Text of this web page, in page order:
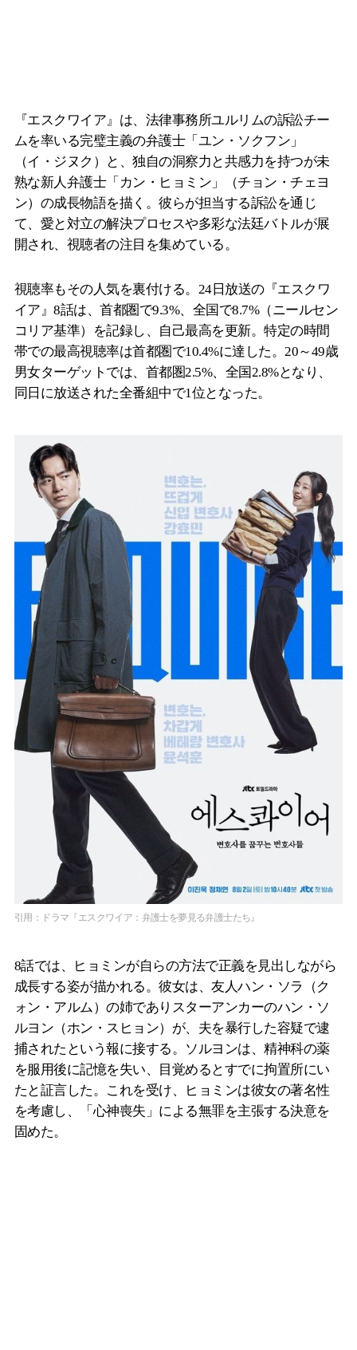
『エスクワイア』は、法律事務所ユルリムの訴訟チー
ムを率いる完璧主義の弁護士「ユン・ソクフン」
（イ・ジヌク）と、独自の洞察力と共感力を持つが未
熟な新人弁護士「カン・ヒョミン」（チョン・チェヨ
ン）の成長物語を描く。彼らが担当する訴訟を通じ
て、愛と対立の解決プロセスや多彩な法廷バトルが展
開され、視聴者の注目を集めている。
視聴率もその人気を裏付ける。24日放送の『エスクワ
イア』8話は、首都圏で9.3%、全国で8.7%（ニールセン
コリア基準）を記録し、自己最高を更新。特定の時間
帯での最高視聴率は首都圏で10.4%に達した。20～49歳
男女ターゲットでは、首都圏2.5%、全国2.8%となり、
同日に放送された全番組中で1位となった。
引用：ドラマ『エスクワイア：弁護士を夢見る弁護士たち』
8話では、ヒョミンが自らの方法で正義を見出しながら
成長する姿が描かれる。彼女は、友人ハン・ソラ（ク
ォン・アルム）の姉でありスターアンカーのハン・ソ
ルヨン（ホン・スヒョン）が、夫を暴行した容疑で逮
捕されたという報に接する。ソルヨンは、精神科の薬
を服用後に記憶を失い、目覚めるとすでに拘置所にい
たと証言した。これを受け、ヒョミンは彼女の著名性
を考慮し、「心神喪失」による無罪を主張する決意を
固めた。